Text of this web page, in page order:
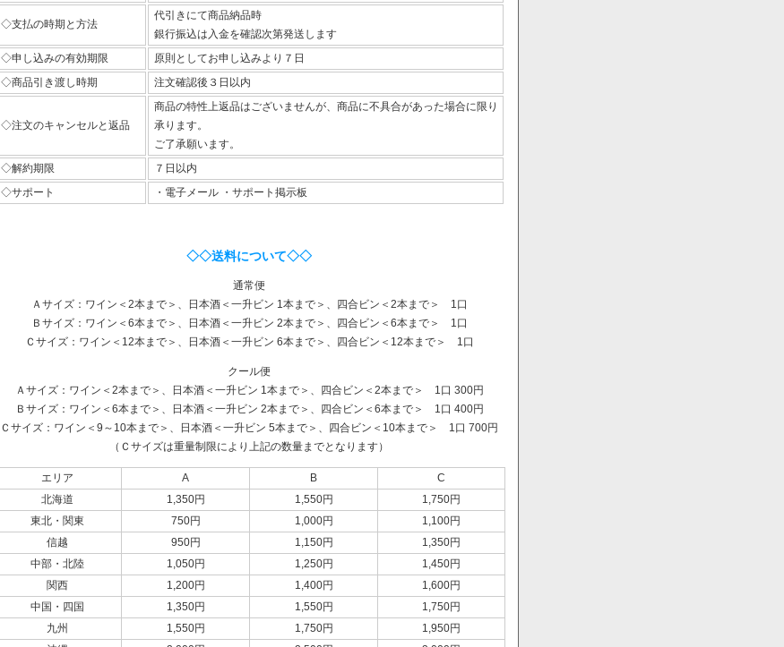
◇支払の時期と方法
代引きにて商品納品時
銀行振込は入金を確認次第発送します
◇申し込みの有効期限
原則としてお申し込みより７日
◇商品引き渡し時期
注文確認後３日以内
◇注文のキャンセルと返品
商品の特性上返品はございませんが、商品に不具合があった場合に限り
承ります。
ご了承願います。
◇解約期限
７日以内
◇サポート
・電子メール ・サポート掲示板
◇◇送料について◇◇
通常便
Ａサイズ：ワイン＜2本まで＞、日本酒＜一升ビン 1本まで＞、四合ビン＜2本まで＞ 1口
Ｂサイズ：ワイン＜6本まで＞、日本酒＜一升ビン 2本まで＞、四合ビン＜6本まで＞ 1口
Ｃサイズ：ワイン＜12本まで＞、日本酒＜一升ビン 6本まで＞、四合ビン＜12本まで＞ 1口
クール便
Ａサイズ：ワイン＜2本まで＞、日本酒＜一升ビン 1本まで＞、四合ビン＜2本まで＞ 1口 300円
Ｂサイズ：ワイン＜6本まで＞、日本酒＜一升ビン 2本まで＞、四合ビン＜6本まで＞ 1口 400円
Ｃサイズ：ワイン＜9～10本まで＞、日本酒＜一升ビン 5本まで＞、四合ビン＜10本まで＞ 1口 700円
（Ｃサイズは重量制限により上記の数量までとなります）
エリア A B
C
北海道
1,350円 1,550円
1,750円
東北・関東
750円 1,000円
1,100円
信越
950円 1,150円
1,350円
中部・北陸
1,050円 1,250円
1,450円
関西
1,200円 1,400円
1,600円
中国・四国
1,350円 1,550円
1,750円
九州
1,550円 1,750円
1,950円